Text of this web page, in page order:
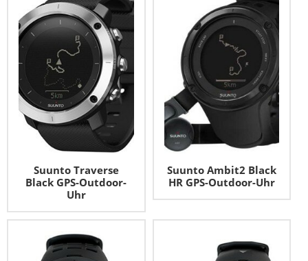
XXL-Uhren
SALE – Top Angebote
Uhrenkasten
Uhren-Typen
Uhr-Widget
Uhrwerke
Suunto Traverse
Black GPS-Outdoor-
Uhr
Suunto Ambit2 Black
HR GPS-Outdoor-Uhr